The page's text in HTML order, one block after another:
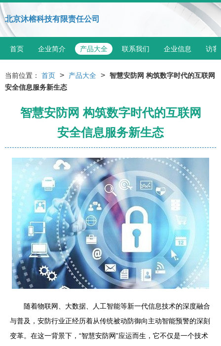
北京沐榕科技有限责任公司
首页 企业简介 产品大全 联系我们 企业信息 访客
当前位置： 首页 > 产品大全 > 智慧安防网 构筑数字时代的互联网
安全信息服务新生态
智慧安防网 构筑数字时代的互联网
安全信息服务新生态
随着物联网、大数据、人工智能等新一代信息技术的深度融合
与普及，安防行业正经历着从传统被动防御向主动智能预警的深刻
变革。在这一背景下，“智慧安防网”应运而生，它不仅是一个技术